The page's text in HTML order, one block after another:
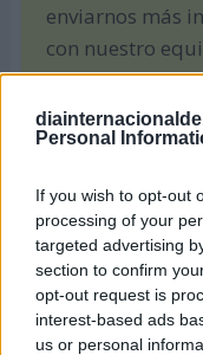
Personal
If you wish to opt-out
processing of your
targeted advertising
section to confirm
opt-out request is
interest-based ads
us or personal
enviarnos más
con nuestro
Otros Días
podrían